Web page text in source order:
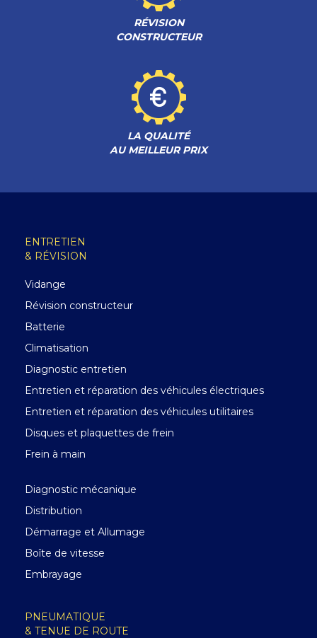
RÉVISION
CONSTRUCTEUR
LA QUALITÉ
AU MEILLEUR PRIX
ENTRETIEN
& RÉVISION
Vidange
Révision constructeur
Batterie
Climatisation
Diagnostic entretien
Entretien et réparation des véhicules électriques
Entretien et réparation des véhicules utilitaires
Disques et plaquettes de frein
Frein à main
Diagnostic mécanique
Distribution
Démarrage et Allumage
Boîte de vitesse
Embrayage
PNEUMATIQUE
& TENUE DE ROUTE